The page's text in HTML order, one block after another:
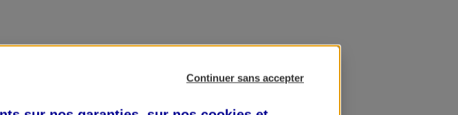
Continuer sans accepter